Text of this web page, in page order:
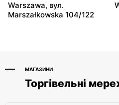
Livio
Warszawa, вул.
Marszałkowska 104/122
МАГАЗИНИ
Торгівельні